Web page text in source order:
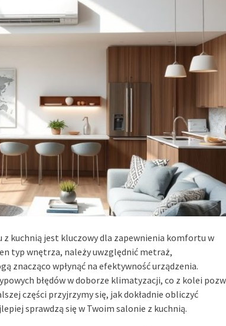
kuchnią jest kluczowy dla zapewnienia komfortu w
typ wnętrza, należy uwzględnić metraż,
znacząco wpłynąć na efektywność urządzenia.
błędów w doborze klimatyzacji, co z kolei
części przyjrzymy się, jak dokładnie obliczyć
sprawdzą się w Twoim salonie z kuchnią.